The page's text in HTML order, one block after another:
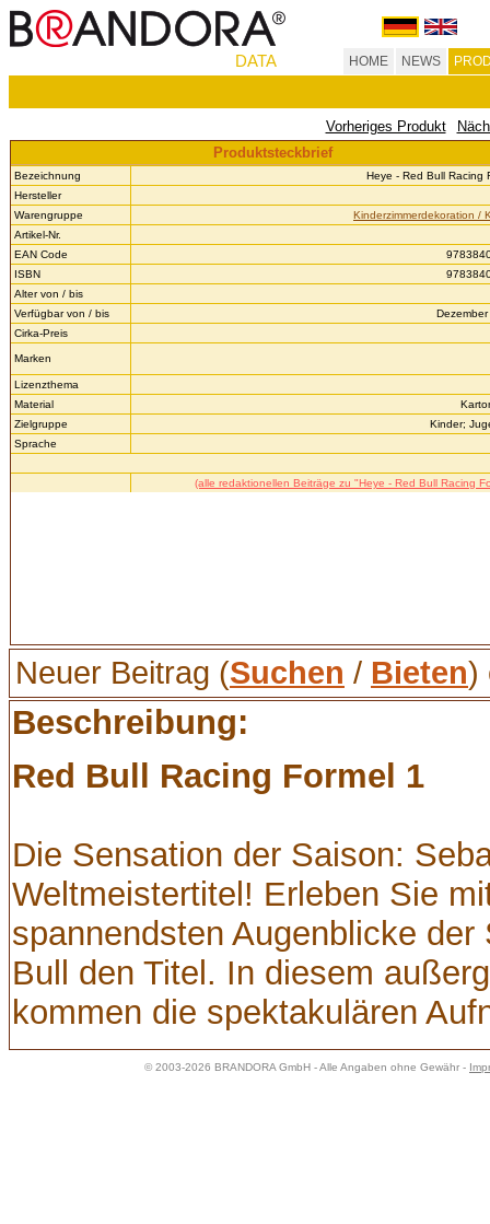
DATA HOME NEWS
Vorheriges Produkt
Produktsteckbrief
Bezeichnung
Heye - Red Bull Racing
Hersteller
Warengruppe
Kinderzimmerdekoration /
Artikel-Nr.
EAN Code
ISBN
Alter von / bis
Verfügbar von / bis
Cirka-Preis
Marken
Lizenzthema
Material
Zielgruppe
Kinder;
Sprache
(alle redaktionellen Beiträge zu "Heye - Red Bull Racing
Neuer Beitrag (Suchen / Bieten)
Beschreibung:
Red Bull Racing Formel 1
Die Sensation der Saison:
Weltmeistertitel! Erleben Sie
spannendsten Augenblicke
Bull den Titel. In diesem
kommen die spektakulären
© 2003-2026 BRANDORA GmbH - Alle Angaben ohne Gewähr -